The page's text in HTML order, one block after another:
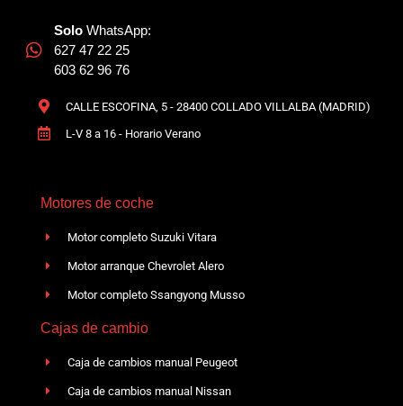
Solo WhatsApp:
627 47 22 25
603 62 96 76
CALLE ESCOFINA, 5 - 28400 COLLADO VILLALBA (MADRID)
L-V 8 a 16 - Horario Verano
Motores de coche
Motor completo Suzuki Vitara
Motor arranque Chevrolet Alero
Motor completo Ssangyong Musso
Cajas de cambio
Caja de cambios manual Peugeot
Caja de cambios manual Nissan